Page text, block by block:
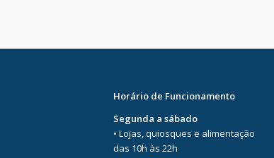
Horário de Funcionamento
Segunda a sábado
• Lojas, quiosques e alimentação
das 10h às 22h